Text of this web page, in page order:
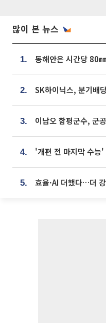
많이 본 뉴스
1.
2.
3. 이남오 함평군수, 군
4.
5.